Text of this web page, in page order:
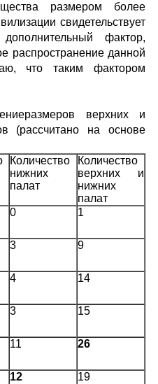
размером более
свидетельствует
фактор,
распространение данной
что таким фактором
верхних и
(рассчитано на основе
Количество
нижних
палат
Количество
верхних и
нижних
палат
0 1
3 9
4 14
3 15
11 26
12 19